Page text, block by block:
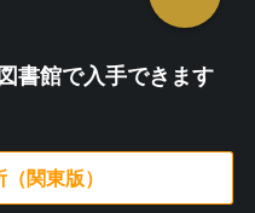
書館で入手できます
関東版）